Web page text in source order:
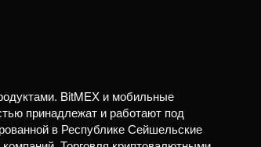
BitMEX и мобильные
принадлежат и работают под
в Республике Сейшельские